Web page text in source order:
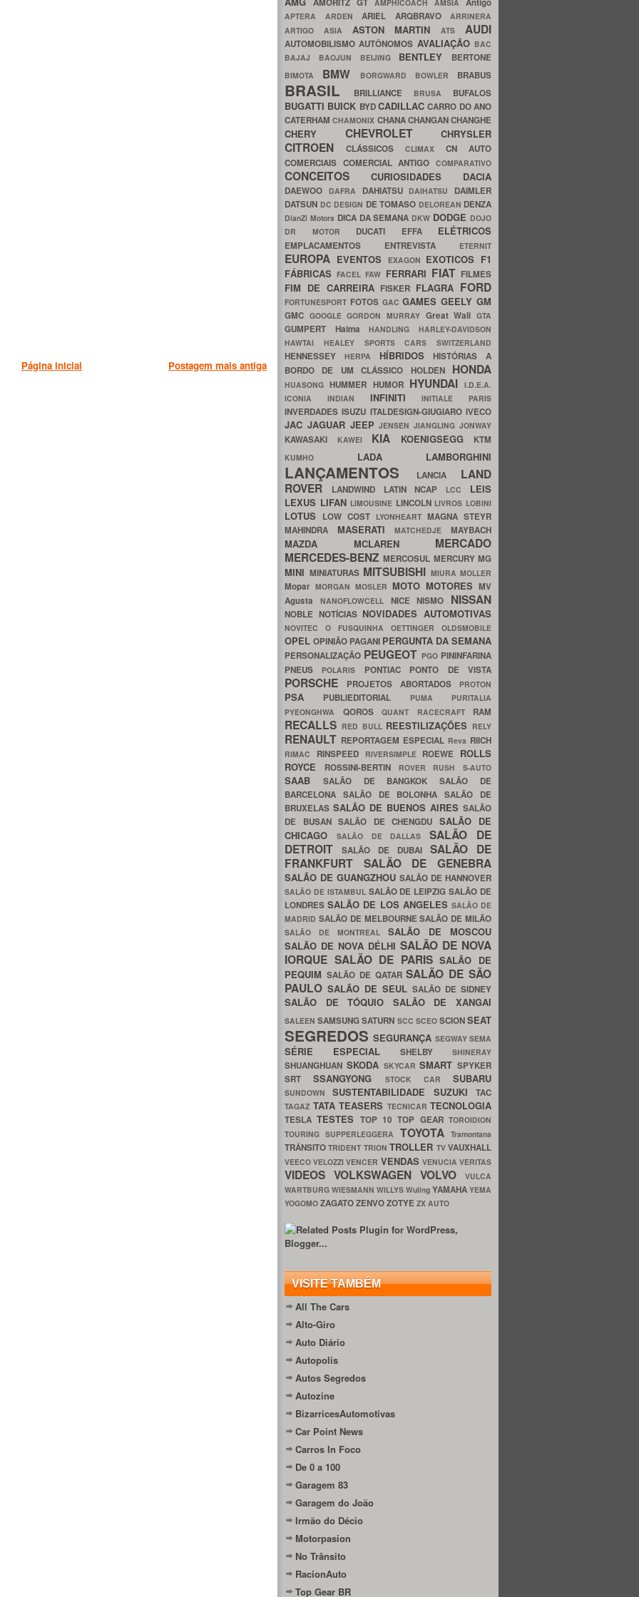
Postagem mais antiga
Página inicial
AMORITZ GT AMPHICOACH AMSIA Antigo
APTERA ARDEN ARIEL ARQBRAVO ARRINERA
ARTIGO ASIA ASTON MARTINATS AUDI
AUTOMOBILISMOAUTÔNOMOS AVALIAÇÃO BAC
BAJAJ BAOJUN BEIJING BENTLEY BERTONE
BIMOTA BMW BORGWARD BOWLER BRABUS
BRASIL BRILLIANCE BRUSA BUFALOS
BUGATTI BUICK BYDCADILLACCARRO DO ANO
CATERHAMCHAMONIX CHANACHANGANCHANGHE
CHERY CHEVROLET CHRYSLER
CITROEN CLÁSSICOS CLIMAX CN AUTO
COMERCIAIS COMERCIAL ANTIGOCOMPARATIVO
CONCEITOS CURIOSIDADES DACIA
DAEWOO DAFRA DAHIATSU DAIHATSU DAIMLER
DATSUN DC DESIGN DE TOMASO DELOREAN DENZA
DianZi Motors DICA DA SEMANA DKW DODGE DOJO
DR MOTOR DUCATI EFFA ELÉTRICOS
EMPLACAMENTOS ENTREVISTA ETERNIT
EUROPA EVENTOS EXAGON EXOTICOS F1
FÁBRICASFACELFAW FERRARI FIAT FILMES
FIM DE CARREIRA FISKER FLAGRA FORD
FORTUNESPORT FOTOS GACGAMESGEELYGM
GMC GOOGLEGORDON MURRAY Great WallGTA
GUMPERT HaimaHANDLINGHARLEY-DAVIDSON
HAWTAI HEALEY SPORTS CARS SWITZERLAND
HENNESSEY HERPA HÍBRIDOSHISTÓRIAS A
BORDO DE UM CLÁSSICO HOLDEN HONDA
HUASONGHUMMER HUMOR HYUNDAI I.D.E.A.
ICONIA INDIAN INFINITIINITIALE PARIS
INVERDADESISUZU ITALDESIGN-GIUGIAROIVECO
JAC JAGUAR JEEPJENSENJIANGLINGJONWAY
KAWASAKI KAWEI KIA KOENIGSEGG KTM
KUMHO LADA LAMBORGHINI
LANÇAMENTOS LANCIA LAND
ROVER
LANDWIND LATIN NCAP LCC LEIS
LEXUS LIFAN LIMOUSINE LINCOLN LIVROS LOBINI
LOTUS LOW COST LYONHEART MAGNA STEYR
MAHINDRA MASERATIMATCHEDJEMAYBACH
MAZDA MCLAREN MERCADO
MERCEDES-BENZMERCOSUL MERCURYMG
MINI MINIATURAS MITSUBISHI MIURA MOLLER
Mopar MORGAN MOSLER MOTO MOTORES MV
Agusta NANOFLOWCELL NICENISMO NISSAN
NOBLE NOTÍCIAS NOVIDADES AUTOMOTIVAS
NOVITEC O FUSQUINHA OETTINGER OLDSMOBILE
OPEL OPINIÃO PAGANI PERGUNTA DA SEMANA
PERSONALIZAÇÃO PEUGEOT PGO PININFARINA
PNEUS
POLARIS PONTIAC PONTO DE VISTA
PORSCHE PROJETOS ABORTADOS PROTON
PSA PUBLIEDITORIAL PUMA PURITALIA
PYEONGHWA QOROS QUANT RACECRAFT RAM
RECALLS RED BULL REESTILIZAÇÕES RELY
RENAULT REPORTAGEM ESPECIAL Reva RIICH
RIMAC RINSPEED RIVERSIMPLE ROEWE ROLLS
ROYCE
ROSSINI-BERTIN ROVER RUSH S-AUTO
SAAB SALÃO DE BANGKOKSALÃO DE
BARCELONA SALÃO DE BOLONHASALÃO DE
BRUXELAS SALÃO DE BUENOS AIRES SALÃO
DE BUSAN SALÃO DE CHENGDU SALÃO DE
CHICAGO
SALÃO DE DALLASSALÃO DE
DETROIT
SALÃO DE DUBAI SALÃO DE
FRANKFURT SALÃO DE GENEBRA
SALÃO DE GUANGZHOU SALÃO DE HANNOVER
SALÃO DE ISTAMBUL SALÃO DE LEIPZIGSALÃO DE
LONDRESSALÃO DE LOS ANGELES SALÃO DE
MADRID SALÃO DE MELBOURNESALÃO DE MILÃO
SALÃO DE MONTREAL SALÃO DE MOSCOU
SALÃO DE NOVA DÉLHI SALÃO DE NOVA
IORQUE SALÃO DE PARISSALÃO DE
PEQUIM SALÃO DE QATARSALÃO DE SÃO
PAULO SALÃO DE SEUL SALÃO DE SIDNEY
SALÃO DE TÓQUIO SALÃO DE XANGAI
SALEENSAMSUNGSATURN SCC SCEO SCIONSEAT
SEGREDOSSEGURANÇA SEGWAYSEMA
SÉRIE ESPECIAL SHELBY SHINERAY
SHUANGHUAN SKODA SKYCARSMART SPYKER
SRTSSANGYONG STOCK CAR SUBARU
SUNDOWNSUSTENTABILIDADE SUZUKITAC
TAGAZ TATA TEASERS TECNICAR TECNOLOGIA
TESLATESTES TOP 10TOP GEARTOROIDION
TOURING SUPPERLEGGERA TOYOTATramontana
TRÂNSITOTRIDENT TRIONTROLLER TVVAUXHALL
VEECOVELOZZIVENCER VENDAS VENUCIAVERITAS
VIDEOS VOLKSWAGEN VOLVO
VULCA
WARTBURG WIESMANN WILLYS Wuling YAMAHA YEMA
YOGOMO ZAGATOZENVOZOTYE ZX AUTO
VISITE TAMBÉM
All The Cars
Alto-Giro
Auto Diário
Autopolis
Autos Segredos
Autozine
BizarricesAutomotivas
Car Point News
Carros In Foco
De 0 a 100
Garagem 83
Garagem do João
Irmão do Décio
Motorpasion
No Trânsito
RacionAuto
Top Gear BR